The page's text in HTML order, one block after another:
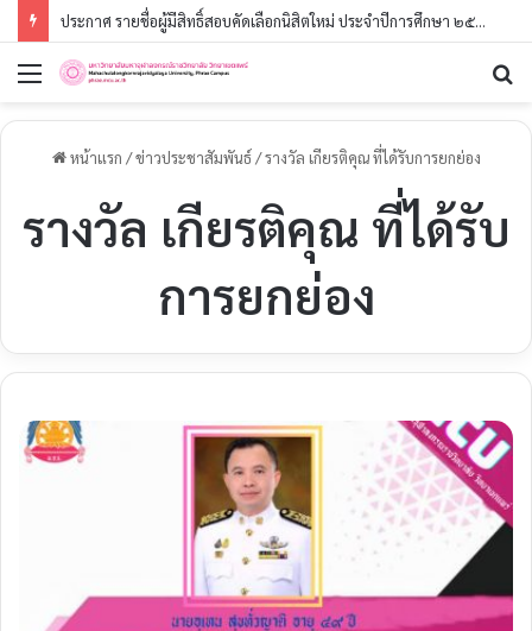
ประกาศ รายชื่อผู้มีสิทธิ์สอบคัดเลือกนิสิตใหม่ ประจำปีการศึกษา ๒๕๖๙ (รอบที่ ๓) ระดับปริญญาตรี
เมนู
หน้าแรก / ข่าวประชาสัมพันธ์ / รางวัล เกียรติคุณ ที่ได้รับการยกย่อง
รางวัล เกียรติคุณ ที่ได้รับ
การยกย่อง